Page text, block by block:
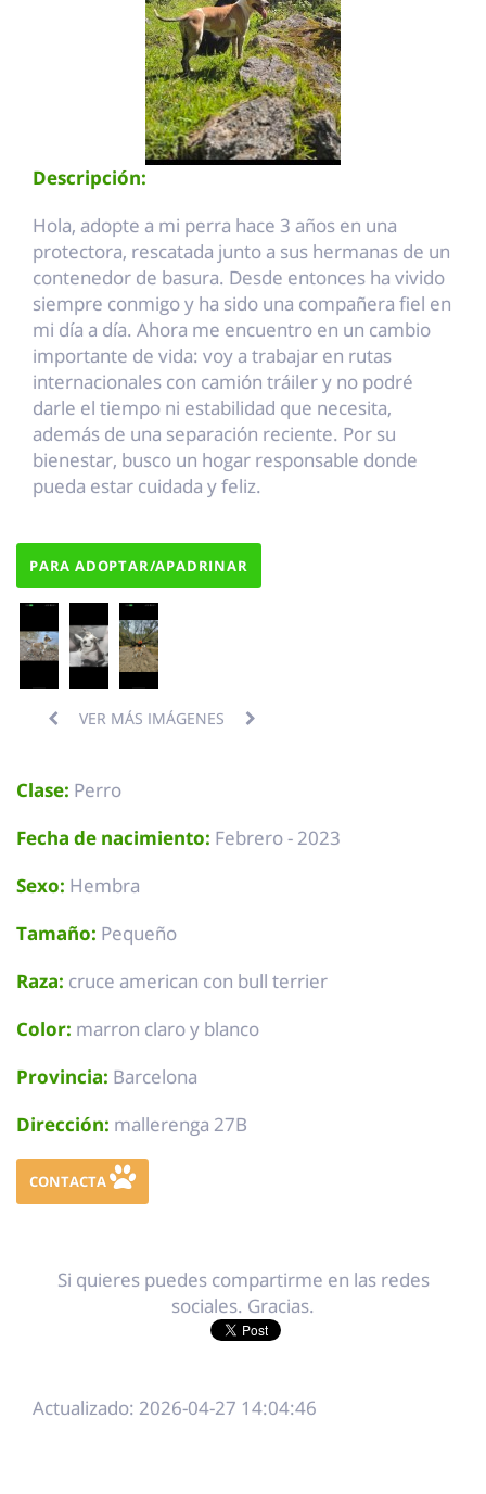
Descripción:
Hola, adopte a mi perra hace 3 años en una
protectora, rescatada junto a sus hermanas de un
contenedor de basura. Desde entonces ha vivido
siempre conmigo y ha sido una compañera fiel en
mi día a día. Ahora me encuentro en un cambio
importante de vida: voy a trabajar en rutas
internacionales con camión tráiler y no podré
darle el tiempo ni estabilidad que necesita,
además de una separación reciente. Por su
bienestar, busco un hogar responsable donde
pueda estar cuidada y feliz.
PARA ADOPTAR/APADRINAR
VER MÁS IMÁGENES
Clase: Perro
Fecha de nacimiento: Febrero - 2023
Sexo: Hembra
Tamaño: Pequeño
Raza: cruce american con bull terrier
Color: marron claro y blanco
Provincia: Barcelona
Dirección: mallerenga 27B
CONTACTA
Si quieres puedes compartirme en las redes
sociales. Gracias.
Actualizado: 2026-04-27 14:04:46